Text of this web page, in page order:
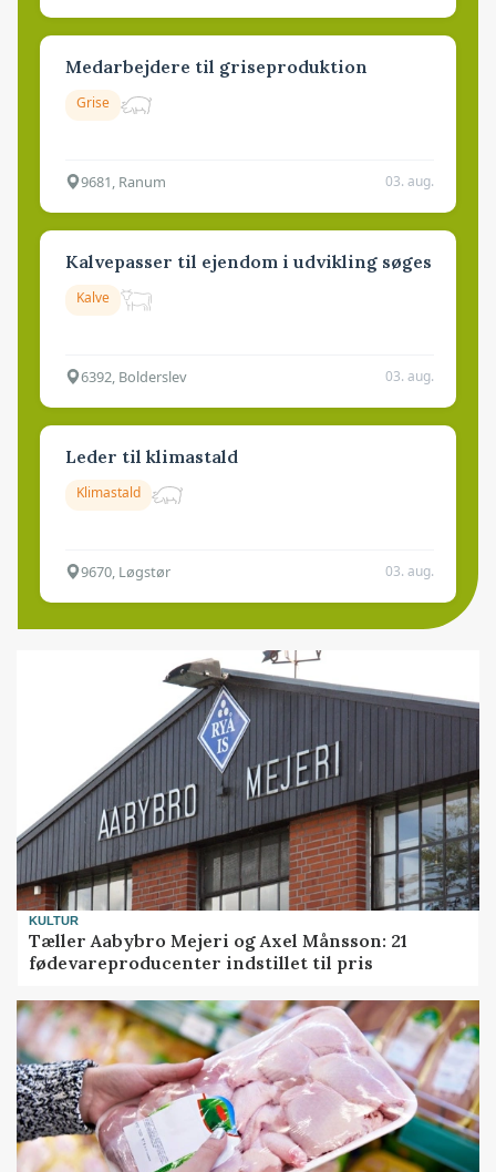
Medarbejdere til griseproduktion
Grise
9681, Ranum 03. aug.
Kalvepasser til ejendom i udvikling søges
Kalve
6392, Bolderslev 03. aug.
Leder til klimastald
Klimastald
9670, Løgstør 03. aug.
KULTUR
Tæller Aabybro Mejeri og Axel Månsson: 21
fødevareproducenter indstillet til pris